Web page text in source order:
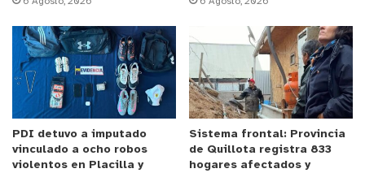
provincia”.
Anuncio Patrocinado
Marta Renard Vargas, jefa DEPROV, Quillota-
Petorca “en este COGRID se vieron los alcances
del año escolar y en lo que compete a nosotros
como Ministerio de Educación, señalar que el inicio
oficial es el día 5 de marzo donde inician la
PDI detuvo a imputado
vinculado a ocho robos
violentos en Placilla y
Sistema frontal: Provincia
de Quillota registra 833
hogares afectados y